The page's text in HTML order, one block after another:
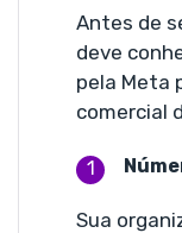
Antes de
deve
pela Meta
comercial
Sua